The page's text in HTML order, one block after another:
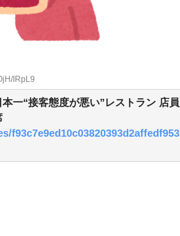
IRpL9
一“接客態度が悪い”レストラン 店員
f93c7e9ed10c03820393d2affedf953